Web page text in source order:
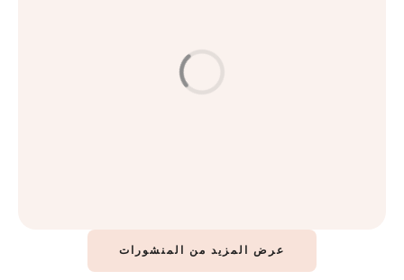
كيف تحسّنين حالة بشرتك؟ أسرار البشرة المثالية